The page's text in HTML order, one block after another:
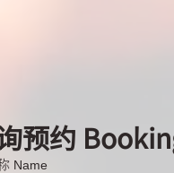
预约
Name